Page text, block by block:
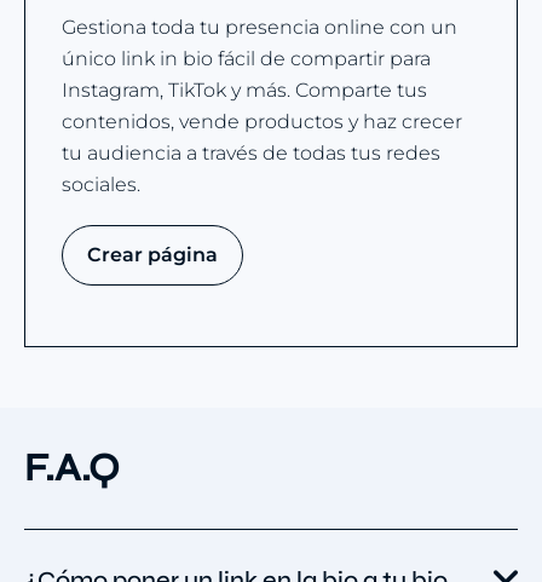
Gestiona toda tu presencia online con un
único link in bio fácil de compartir para
Instagram, TikTok y más. Comparte tus
contenidos, vende productos y haz crecer
tu audiencia a través de todas tus redes
sociales.
Crear página
F.A.Q